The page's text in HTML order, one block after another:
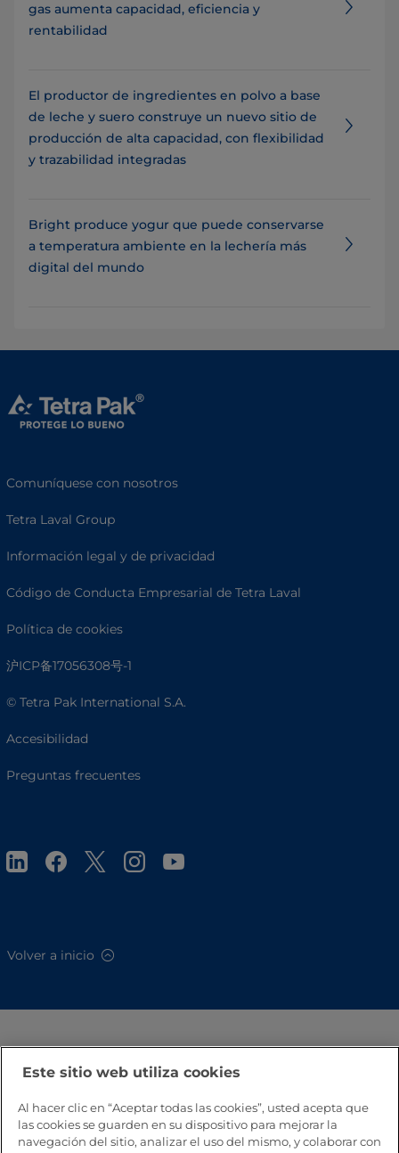
gas aumenta capacidad, eficiencia y
rentabilidad
El productor de ingredientes en polvo a base
de leche y suero construye un nuevo sitio de
producción de alta capacidad, con flexibilidad
y trazabilidad integradas
Bright produce yogur que puede conservarse
a temperatura ambiente en la lechería más
digital del mundo
Comuníquese con nosotros
Tetra Laval Group
Información legal y de privacidad
Código de Conducta Empresarial de Tetra Laval
Política de cookies
沪ICP备17056308号-1
© Tetra Pak International S.A.
Accesibilidad
Preguntas frecuentes
Volver a inicio
Este sitio web utiliza cookies
Al hacer clic en “Aceptar todas las cookies”, usted acepta que
las cookies se guarden en su dispositivo para mejorar la
navegación del sitio, analizar el uso del mismo, y colaborar con